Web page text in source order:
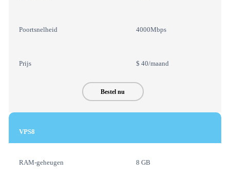
Poortsnelheid
Prijs
4000Mbps
$ 40/maand
Bestel nu
VPS8
RAM-geheugen 8 GB